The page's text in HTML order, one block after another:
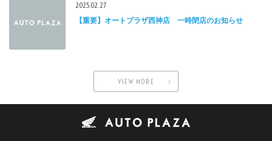
2025.02.27
【重要】オートプラザ西神店 一時閉店のお知らせ
VIEW MORE